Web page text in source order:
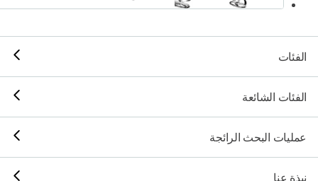
الفئات
الفئات الشائعة
عمليات البحث الرائجة
نبذة عنا